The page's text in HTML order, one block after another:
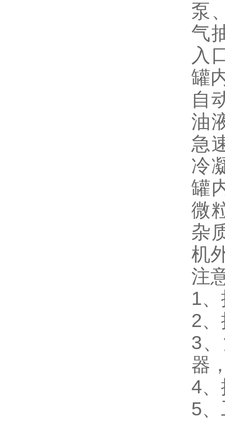
泵
气
入
罐
自
油
急
冷
罐
微
杂
机
注
1
2
3
器
4
5